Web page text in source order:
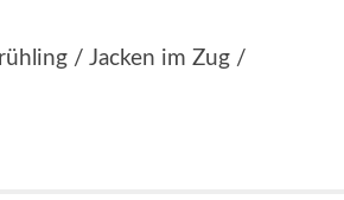
/ Jacken im Zug /